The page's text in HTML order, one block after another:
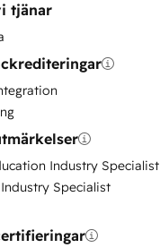
Automation
Alignment
Optimization
tjänar
Industry Specialist
Specialist